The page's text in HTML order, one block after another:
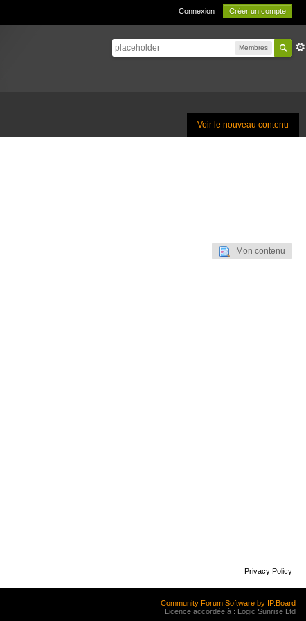
Connexion Créer un compte
Membres
Voir le nouveau contenu
Mon contenu
Privacy Policy
Community Forum Software by IP.Board
Licence accordée à : Logic Sunrise Ltd